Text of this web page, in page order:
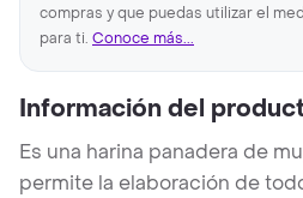
compras y que puedas utilizar el
para ti. Conoce más...
Información del
Es una harina panadera de
permite la elaboración de